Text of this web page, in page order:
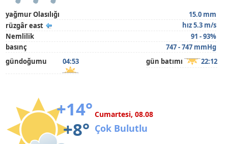
yağmur Olasılığı
15.0 mm
rüzgâr east
hız 5.3 m/s
Nemlilik
91 - 93%
basınç
747 - 747 mmHg
gündoğumu
04:53 gün batımı 22:12
+14°
+8°
Cumartesi, 08.08
Çok Bulutlu